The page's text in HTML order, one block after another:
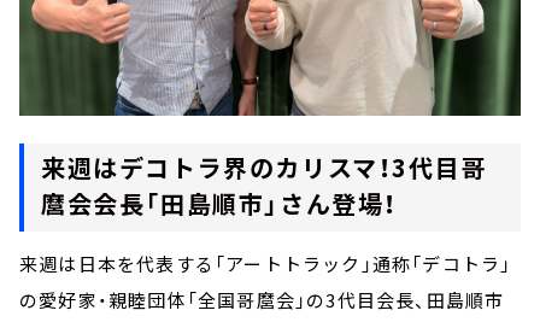
来週はデコトラ界のカリスマ！3代目哥
麿会会長「田島順市」さん登場！
来週は日本を代表する「アートトラック」通称「デコトラ」
の愛好家・親睦団体「全国哥麿会」の3代目会長、田島順市